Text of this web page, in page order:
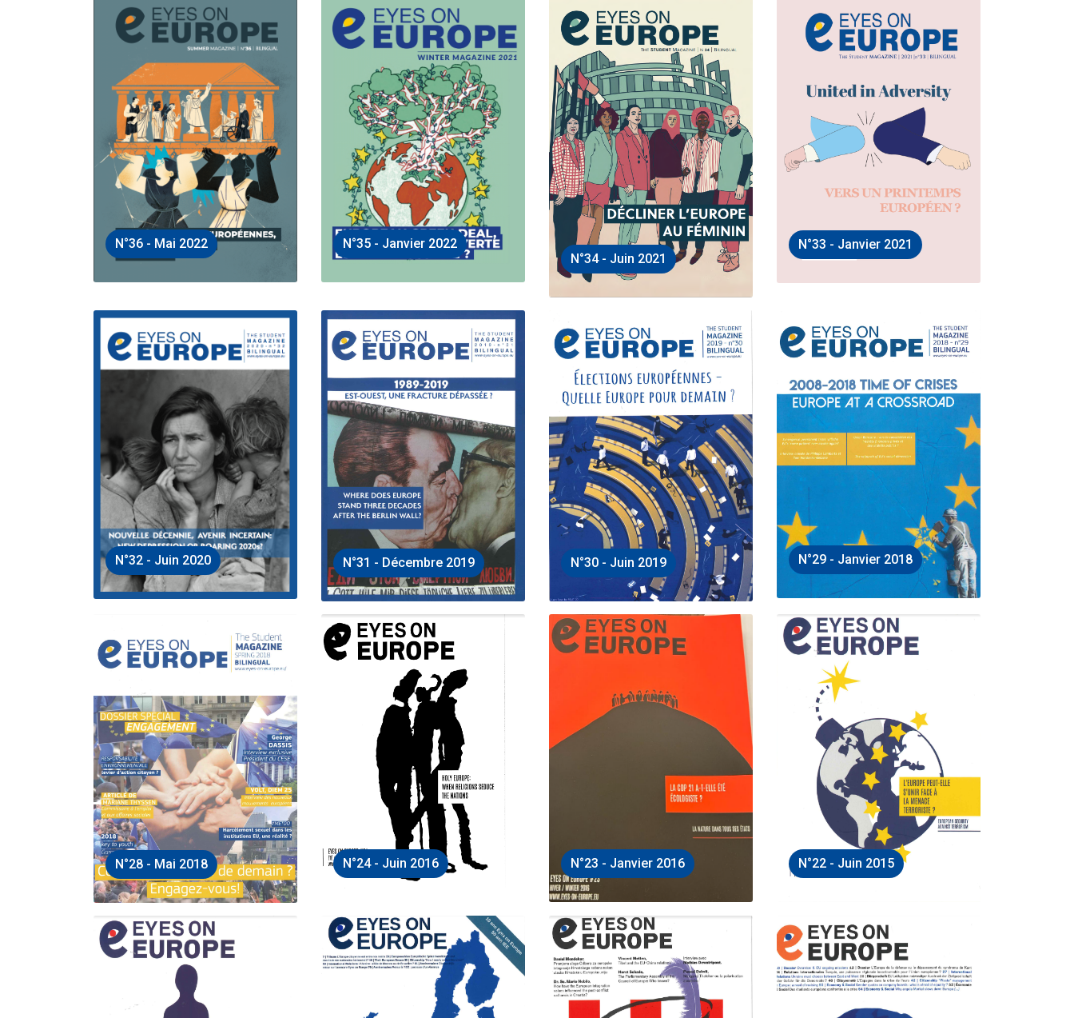
N°36 - Mai 2022
N°35 - Janvier 2022
N°34 - Juin 2021
N°33 - Janvier 2021
N°32 - Juin 2020 N°31 - Décembre 2019 N°30 - Juin 2019 N°29 - Janvier 2018
N°28 - Mai 2018 N°24 - Juin 2016 N°23 - Janvier 2016 N°22 - Juin 2015